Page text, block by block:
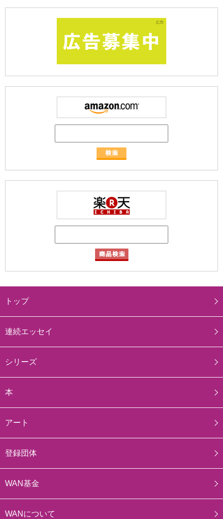
トップ
連続エッセイ
シリーズ
本
アート
登録団体
WAN基金
WANについて